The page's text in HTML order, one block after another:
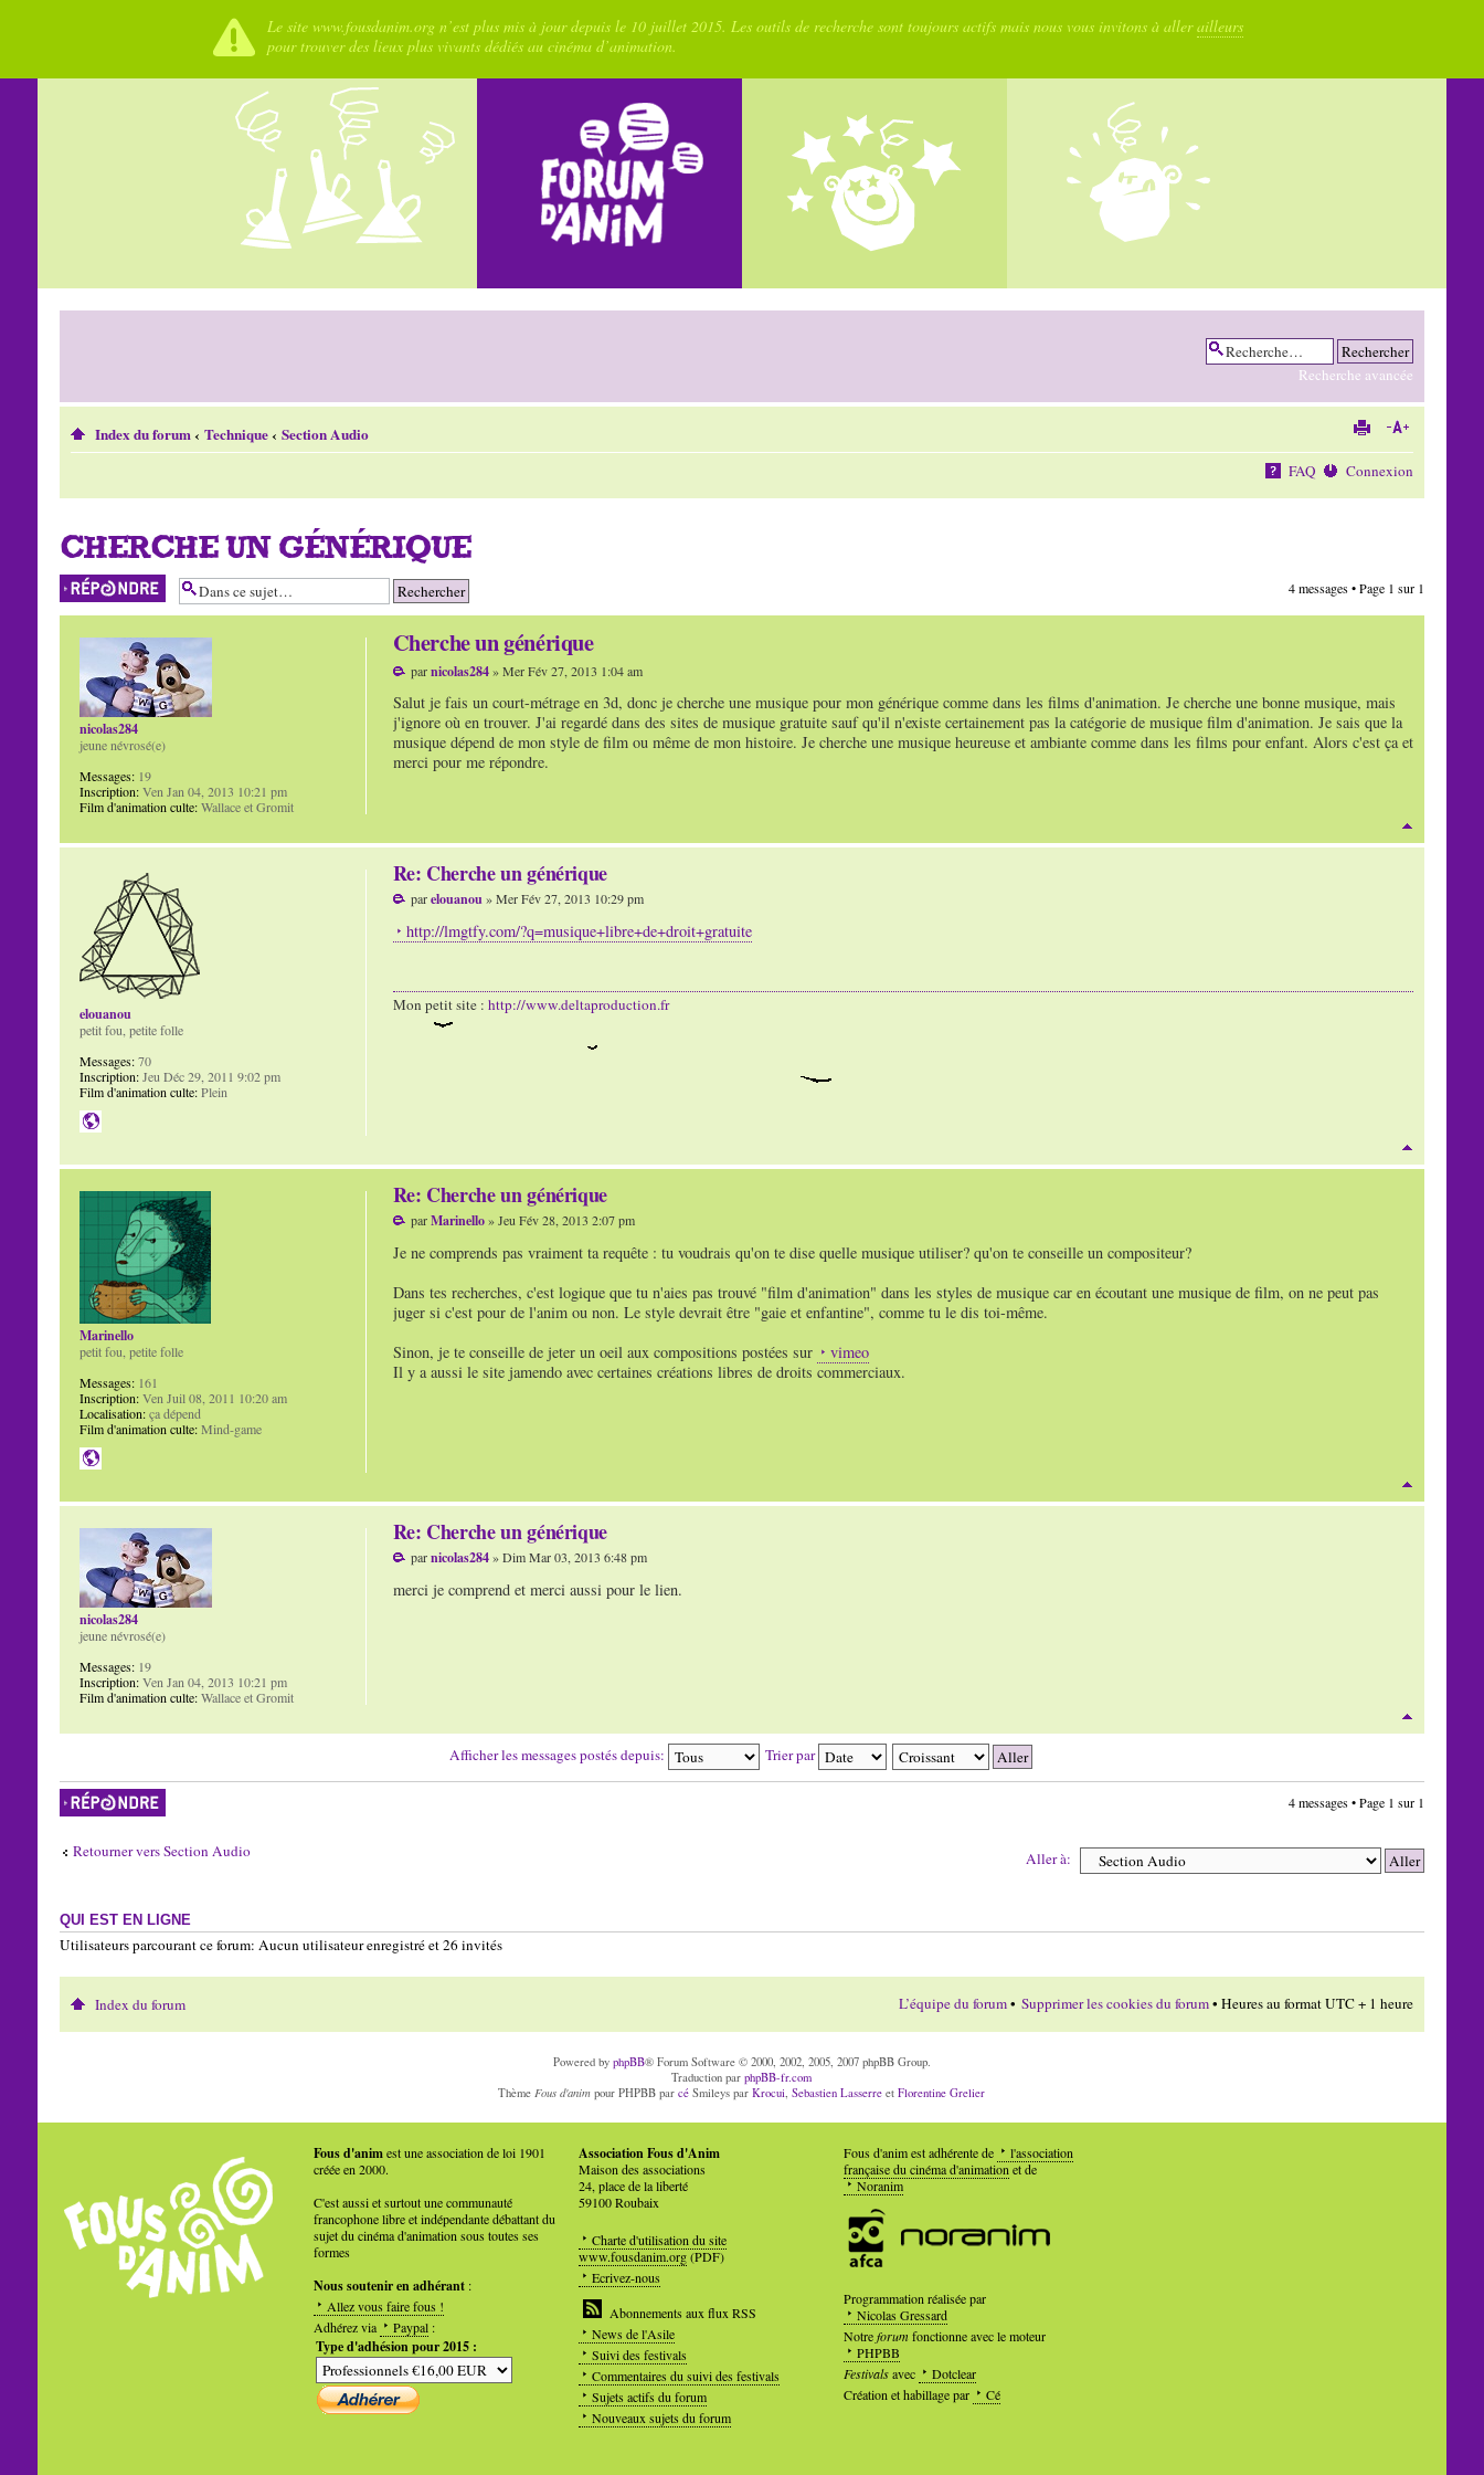
Le site www.fousdanim.org n’est plus mis à jour depuis le 10 juillet 2015. Les outils de recherche sont toujours actifs mais nous vous invitons à allerailleurs
pour trouver des lieux plus vivants dédiés au cinéma d’animation.
Recherche avancée
Index du forum‹ Technique‹ Section Audio
FAQ Connexion
CHERCHE UN GÉNÉRIQUE
Répondre 4 messages • Page 1 sur 1
Cherche un générique
parnicolas284» Mer Fév 27, 2013 1:04 am
Salut je fais un court-métrage en 3d, donc je cherche une musique pour mon générique comme dans les films d'animation. Je cherche une bonne musique, mais
j'ignore où en trouver. J'ai regardé dans des sites de musique gratuite sauf qu'il n'existe certainement pas la catégorie de musique film d'animation. Je sais que la
musique dépend de mon style de film ou même de mon histoire. Je cherche une musique heureuse et ambiante comme dans les films pour enfant. Alors c'est ça et
merci pour me répondre.
nicolas284
jeune névrosé(e)
Messages:19
Inscription:Ven Jan 04, 2013 10:21 pm
Film d'animation culte:Wallace et Gromit
Re: Cherche un générique
parelouanou» Mer Fév 27, 2013 10:29 pm
http://lmgtfy.com/?q=musique+libre+de+droit+gratuite
Mon petit site : http://www.deltaproduction.fr
elouanou
petit fou, petite folle
Messages:70
Inscription:Jeu Déc 29, 2011 9:02 pm
Film d'animation culte:Plein
Re: Cherche un générique
parMarinello» Jeu Fév 28, 2013 2:07 pm
Je ne comprends pas vraiment ta requête : tu voudrais qu'on te dise quelle musique utiliser? qu'on te conseille un compositeur?
Dans tes recherches, c'est logique que tu n'aies pas trouvé "film d'animation" dans les styles de musique car en écoutant une musique de film, on ne peut pas
juger si c'est pour de l'anim ou non. Le style devrait être "gaie et enfantine", comme tu le dis toi-même.
Sinon, je te conseille de jeter un oeil aux compositions postées sur
vimeo
Il y a aussi le site jamendo avec certaines créations libres de droits commerciaux.
Marinello
petit fou, petite folle
Messages:161
Inscription:Ven Juil 08, 2011 10:20 am
Localisation:ça dépend
Film d'animation culte:Mind-game
Re: Cherche un générique
parnicolas284» Dim Mar 03, 2013 6:48 pm
merci je comprend et merci aussi pour le lien.
nicolas284
jeune névrosé(e)
Messages:19
Inscription:Ven Jan 04, 2013 10:21 pm
Film d'animation culte:Wallace et Gromit
Afficher les messages postés depuis: Trier par
Répondre 4 messages • Page 1 sur 1
Retourner vers Section Audio Aller à:
QUI EST EN LIGNE
Utilisateurs parcourant ce forum: Aucun utilisateur enregistré et 26 invités
Index du forum L’équipe du forum• Supprimer les cookies du forum• Heures au format UTC + 1 heure
Powered by phpBB® Forum Software © 2000, 2002, 2005, 2007 phpBB Group.
Traduction parphpBB-fr.com
Thème Fous d'anim pour PHPBB parcé Smileys parKrocui ,Sebastien Lasserre etFlorentine Grelier
Fous d'animest une association de loi 1901
créée en 2000.
C'est aussi et surtout une communauté
francophone libre et indépendante débattant du
sujet du cinéma d'animation sous toutes ses
formes
Nous soutenir en adhérant:
Allez vous faire fous !
Adhérez via
Paypal:
Type d'adhésion pour 2015 :
Association Fous d'Anim
Maison des associations
24, place de la liberté
59100 Roubaix
Charte d'utilisation du site
www.fousdanim.org(PDF)
Ecrivez-nous
Abonnements aux flux RSS
News de l'Asile
Suivi des festivals
Commentaires du suivi des festivals
Sujets actifs du forum
Nouveaux sujets du forum
Fous d'anim est adhérente de
l'association
française du cinéma d'animationet de
Noranim
Programmation réalisée par
Nicolas Gressard
Notreforumfonctionne avec le moteur
PHPBB
Festivalsavec
Dotclear
Création et habillage par
Cé